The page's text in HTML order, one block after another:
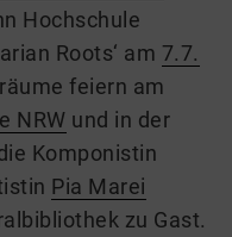
Hochschule
Roots‘ am 7.7.
feiern am
NRW und in der
Komponistin
Pia Marei
zu Gast.